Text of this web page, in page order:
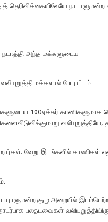
நாடாளுமன்ற
நடாத்தி அந்த மக்களுடைய
மக்களால் போராட்டம்
100ஏக்கர்
வலியுறுத்தியே,
வேறு இடங்களில் காணிகள்
குழு அறையில் இடம்பெற்ற
பலதடவைகள்